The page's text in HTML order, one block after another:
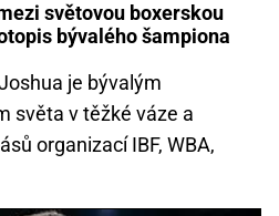
světovou boxerskou
bývalého šampiona
je bývalým
světa v těžké váze a
organizací IBF, WBA,